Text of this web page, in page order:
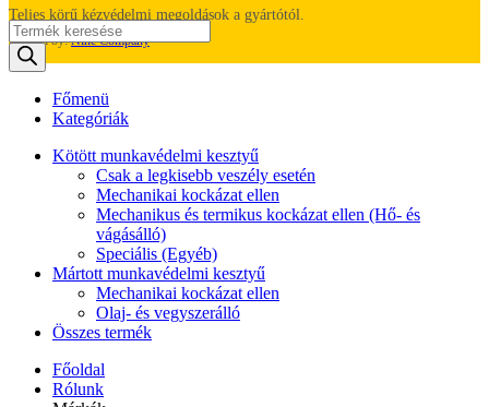
Teljes körű kézvédelmi megoldások a gyártótól.
Created by:Nine Company
Products
search
Főmenü
Kategóriák
Kötött munkavédelmi kesztyű
Csak a legkisebb veszély esetén
Mechanikai kockázat ellen
Mechanikus és termikus kockázat ellen (Hő- és
vágásálló)
Speciális (Egyéb)
Mártott munkavédelmi kesztyű
Mechanikai kockázat ellen
Olaj- és vegyszerálló
Összes termék
Főoldal
Rólunk